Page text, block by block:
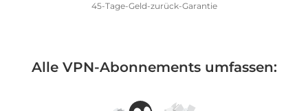
45-Tage-Geld-zurück-Garantie
Alle VPN-Abonnements umfassen: